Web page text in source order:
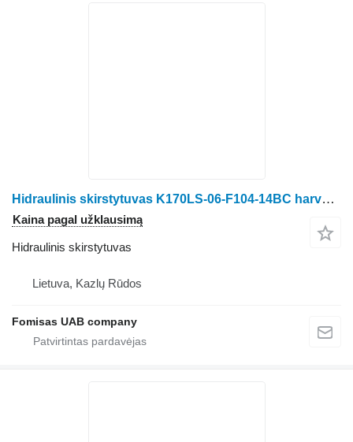
Hidraulinis skirstytuvas K170LS-06-F104-14BC harvesterio Ponsse
Kaina pagal užklausimą
Hidraulinis skirstytuvas
Lietuva, Kazlų Rūdos
Fomisas UAB company